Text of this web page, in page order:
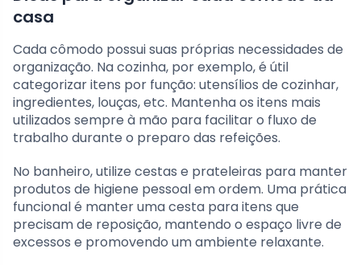
casa
Cada cômodo possui suas próprias necessidades de
organização. Na cozinha, por exemplo, é útil
categorizar itens por função: utensílios de cozinhar,
ingredientes, louças, etc. Mantenha os itens mais
utilizados sempre à mão para facilitar o fluxo de
trabalho durante o preparo das refeições.
No banheiro, utilize cestas e prateleiras para manter
produtos de higiene pessoal em ordem. Uma prática
funcional é manter uma cesta para itens que
precisam de reposição, mantendo o espaço livre de
excessos e promovendo um ambiente relaxante.